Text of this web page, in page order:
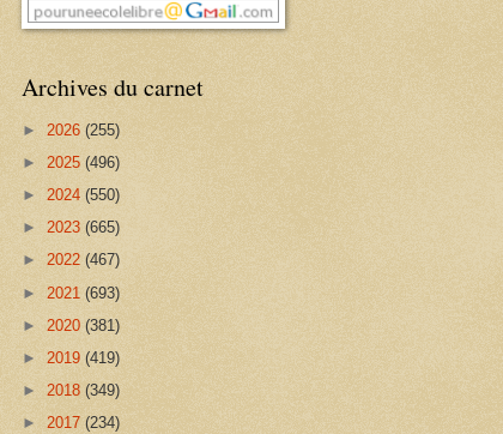
Archives du carnet
► 2026 (255)
► 2025 (496)
► 2024 (550)
► 2023 (665)
► 2022 (467)
► 2021 (693)
► 2020 (381)
► 2019 (419)
► 2018 (349)
► 2017 (234)